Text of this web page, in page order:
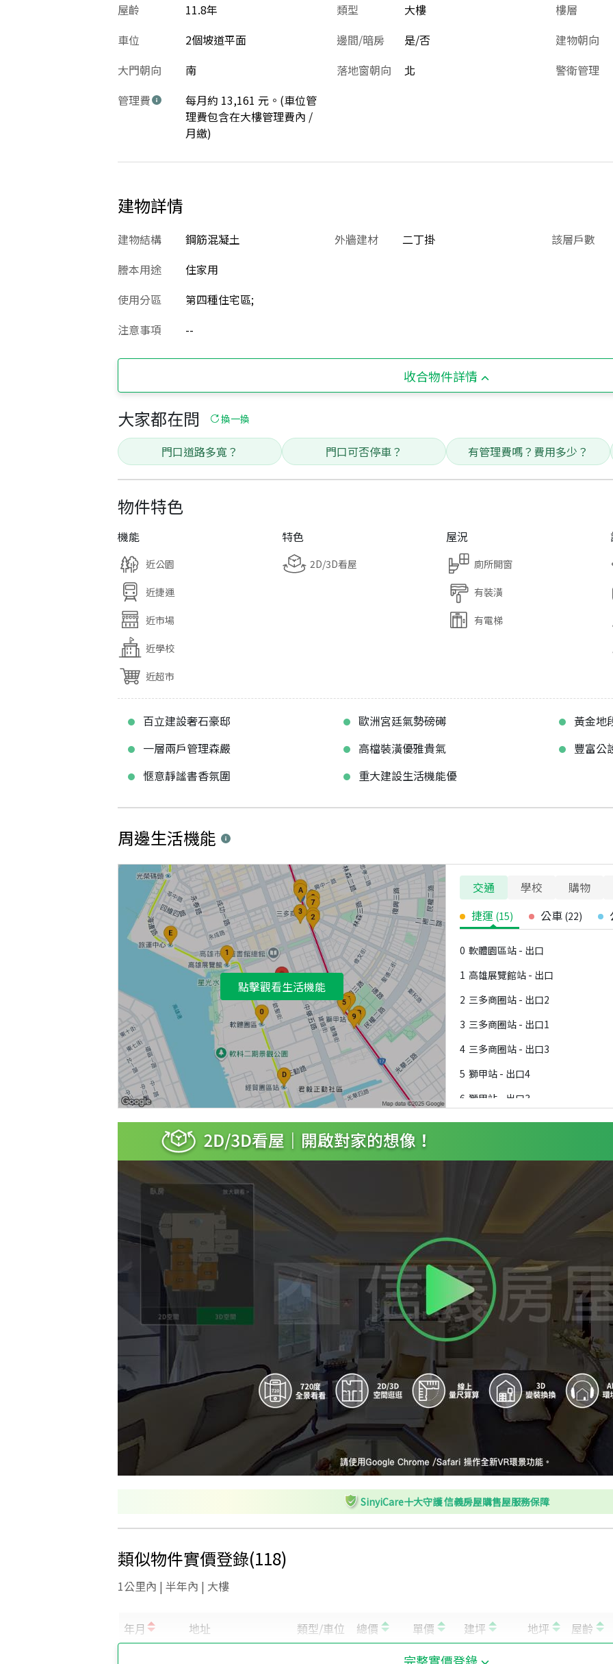
屋齡
11.8年 類型 大樓
樓層
車位
2個坡道平面 邊間/暗房 是/否
建物朝向
大門朝向
南 落地窗朝向 北
警衛管理
管理費
每月約 13,161 元。(車位管
理費包含在大樓管理費內 /
月繳)
建物詳情
建物結構 鋼筋混凝土 外牆建材 二丁掛
該層戶數
謄本用途
住家用
使用分區
第四種住宅區;
注意事項
--
收合物件詳情
大家都在問 換一換
門口道路多寬？ 門口可否停車？ 有管理費嗎？費用多少？
物件特色
機能
近公園
近捷運
近市場
近學校
近超市
特色
2D/3D看屋
屋況
廁所開窗
有裝潢
有電梯
百立建設奢石豪邸 歐洲宮廷氣勢磅礡
黃金地
一層兩戶管理森嚴
高檔裝潢優雅貴氣
豐富公
愜意靜謐書香氛圍
重大建設生活機能優
周邊生活機能
點擊觀看生活機能
交通 學校
購物
捷運 (15) 公車 (22)
0 軟體園區站 - 出口
1 高雄展覽館站 - 出口
2 三多商圈站 - 出口2
3 三多商圈站 - 出口1
4 三多商圈站 - 出口3
5 獅甲站 - 出口4
6 獅甲站 - 出口3
7 三多商圈站 - 出口4
獅甲站 - 出口1
三多商圈站 - 出口7
獅甲站 - 出口2
C 三多商圈站 - 出口6
D 經貿園區站 - 出口
E 旅運中心站 - 出口
SinyiCare十大守護 信義房屋購售屋服務保障
類似物件實價登錄(118)
1公里內 | 半年內 | 大樓